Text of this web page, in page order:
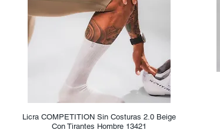
Vista rápida
Licra COMPETITION Sin Costuras 2.0 Beige
Con Tirantes Hombre 13421